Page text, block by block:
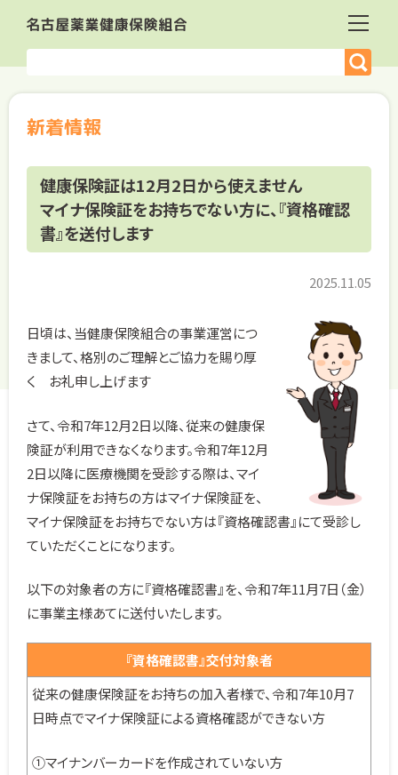
新着情報
健康保険証は12月2日から使えません
マイナ保険証をお持ちでない方に、『資格確認
書』を送付します
2025.11.05
日頃は、当健康保険組合の事業運営につ
きまして、格別のご理解とご協力を賜り厚
く お礼申し上げます
さて、令和7年12月2日以降、従来の健康保
険証が利用できなくなります。令和7年12月
2日以降に医療機関を受診する際は、マイ
ナ保険証をお持ちの方はマイナ保険証を、
マイナ保険証をお持ちでない方は『資格確認書』にて受診し
ていただくことになります。
以下の対象者の方に『資格確認書』を、令和7年11月7日（金）
に事業主様あてに送付いたします。
『資格確認書』交付対象者
従来の健康保険証をお持ちの加入者様で、令和7年10月7
日時点でマイナ保険証による資格確認ができない方
①マイナンバーカードを作成されていない方